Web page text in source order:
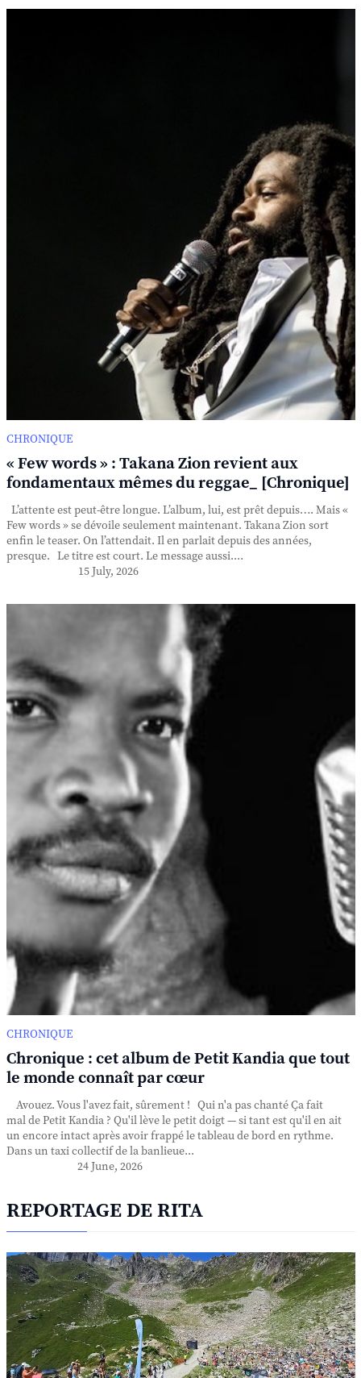
CHRONIQUE
« Few words » : Takana Zion revient aux
fondamentaux mêmes du reggae_ [Chronique]
L’attente est peut-être longue. L’album, lui, est prêt depuis…. Mais «
Few words » se dévoile seulement maintenant. Takana Zion sort
enfin le teaser. On l’attendait. Il en parlait depuis des années,
presque. Le titre est court. Le message aussi....
15 July, 2026
CHRONIQUE
Chronique : cet album de Petit Kandia que tout
le monde connaît par cœur
Avouez. Vous l'avez fait, sûrement ! Qui n'a pas chanté Ça fait
mal de Petit Kandia ? Qu'il lève le petit doigt — si tant est qu'il en ait
un encore intact après avoir frappé le tableau de bord en rythme.
Dans un taxi collectif de la banlieue...
24 June, 2026
REPORTAGE DE RITA